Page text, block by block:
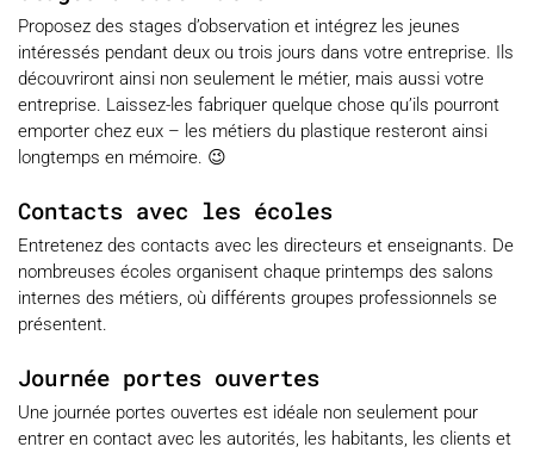
Proposez des stages d’observation et intégrez les jeunes
intéressés pendant deux ou trois jours dans votre entreprise. Ils
découvriront ainsi non seulement le métier, mais aussi votre
entreprise. Laissez-les fabriquer quelque chose qu’ils pourront
emporter chez eux – les métiers du plastique resteront ainsi
longtemps en mémoire. 😉
Contacts avec les écoles
Entretenez des contacts avec les directeurs et enseignants. De
nombreuses écoles organisent chaque printemps des salons
internes des métiers, où différents groupes professionnels se
présentent.
Journée portes ouvertes
Une journée portes ouvertes est idéale non seulement pour
entrer en contact avec les autorités, les habitants, les clients et